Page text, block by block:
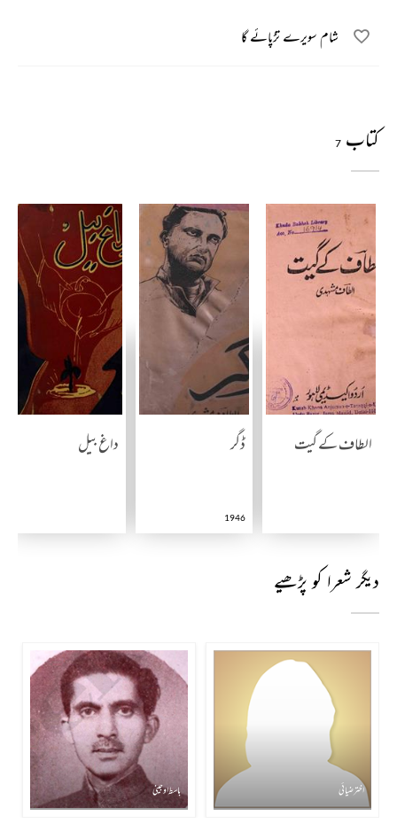
شام سویرے تڑپائے گا
کتاب 7
الطاف کے گیت ڈگر
1946
داغ بیل
دیگر شعرا کو پڑھیے
اختر ضیائی باسط اوجینی